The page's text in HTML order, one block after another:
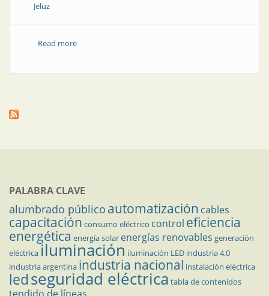
Jeluz
Read moreabout Fichas eléctricas de 20 A
PALABRA CLAVE
alumbrado público automatización cables
capacitación consumo eléctrico control eficiencia
energética energía solar energías renovables generación
eléctricailuminación iluminación LED industria 4.0
industria argentina industria nacional instalación eléctrica
ledseguridad eléctrica tabla de contenidos